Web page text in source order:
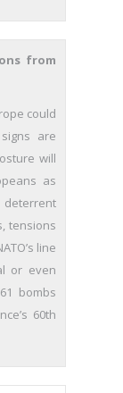
from
could
are
will
as
ten­sions
line
or even
bombs
60th